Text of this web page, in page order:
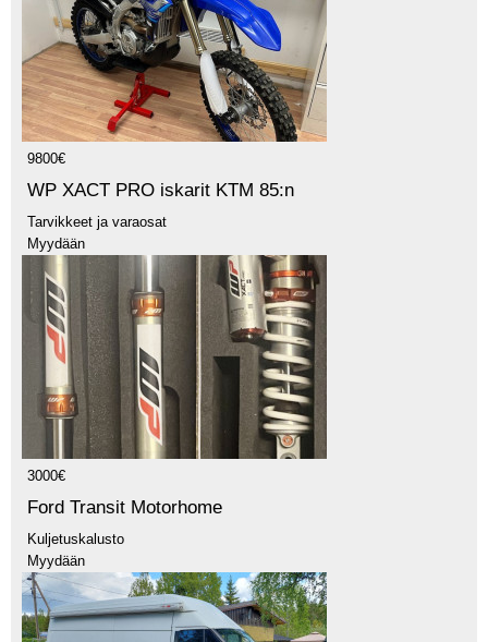
9800€
WP XACT PRO iskarit KTM 85:n
Tarvikkeet ja varaosat
Myydään
3000€
Ford Transit Motorhome
Kuljetuskalusto
Myydään